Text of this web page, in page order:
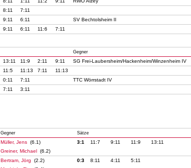
8:11
7:11
9:11 6:11 SV Bechtolsheim II
9:11 6:11 11:6 7:11
Gegner
13:11 11:9 2:11 9:11 SG Frei-Laubersheim/Hackenheim/Winzenheim IV
11:5 11:13 7:11
11:13
0:11 7:11 TTC Wörrstadt IV
7:11 3:11
Gegner Sätze
Müller, Jens (6.1)
Greiner, Michael (6.2)
3:1 11:7 9:11 11:9 13:11
Bertram, Jörg
(2.2)
0:3 8:11 4:11 5:11